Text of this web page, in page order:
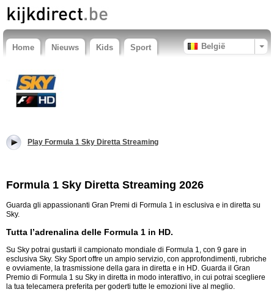
Home Nieuws Kids Sport België
Play Formula 1 Sky Diretta Streaming
Formula 1 Sky Diretta Streaming 2026
Guarda gli appassionanti Gran Premi di Formula 1 in esclusiva e in diretta su
Sky.
Tutta l’adrenalina delle Formula 1 in HD.
Su Sky potrai gustarti il campionato mondiale di Formula 1, con 9 gare in
esclusiva Sky. Sky Sport offre un ampio servizio, con approfondimenti, rubriche
e ovviamente, la trasmissione della gara in diretta e in HD. Guarda il Gran
Premio di Formula 1 su Sky in diretta in modo interattivo, in cui potrai scegliere
la tua telecamera preferita per goderti tutte le emozioni live al meglio.